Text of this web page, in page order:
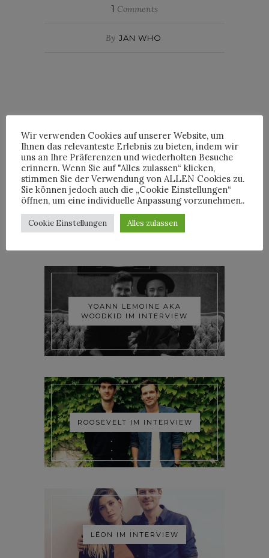
1 Comments
By JAN WHO
TRIXIE MATTEL IM
INTERVIEW
YOANN LEMOINE AKA
WOODKID IM INTERVIEW
ROOSEVELT IM INTERVIEW
LÉON IM INTERVIEW
Wir verwenden Cookies auf unserer Website, um
Ihnen das relevanteste Erlebnis zu bieten, indem wir
uns an Ihre Präferenzen und wiederholten Besuche
erinnern. Wenn Sie auf "Alles zulassen“ klicken,
stimmen Sie der Verwendung von ALLEN Cookies zu.
Sie können jedoch auch die „Cookie Einstellungen“
öffnen, um eine individuelle Anpassung vorzunehmen..
Cookie Einstellungen Alles zulassen